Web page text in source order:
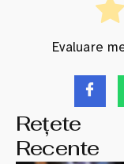
Evaluare
Rețete
Recente